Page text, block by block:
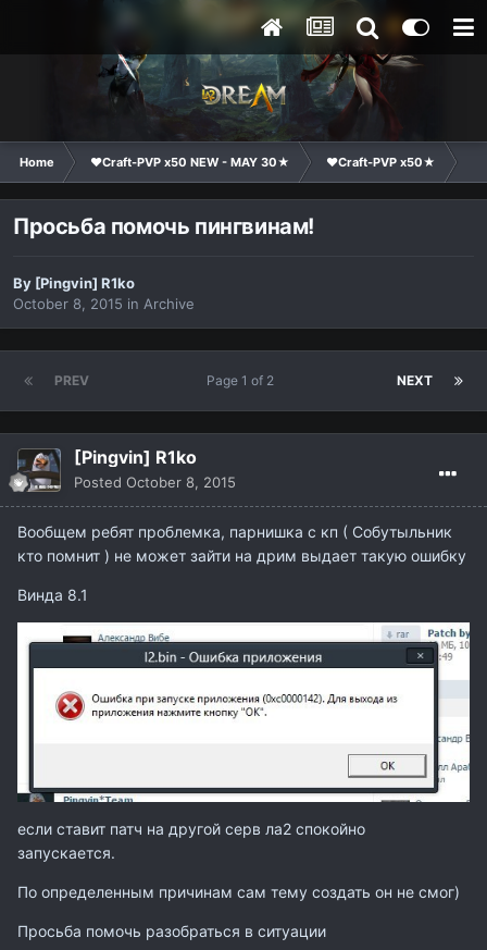
Home ❤Craft-PVP x50 NEW - MAY 30★ ❤Craft-PVP x50★
Просьба помочь пингвинам!
By [Pingvin] R1ko
October 8, 2015 in Archive
PREV NEXT
Page 1 of 2
[Pingvin] R1ko
Posted October 8, 2015
Вообщем ребят проблемка, парнишка с кп ( Собутыльник
кто помнит ) не может зайти на дрим выдает такую ошибку
Винда 8.1
если ставит патч на другой серв ла2 спокойно
запускается.
По определенным причинам сам тему создать он не смог)
Просьба помочь разобраться в ситуации